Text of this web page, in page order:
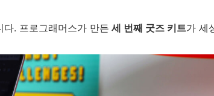
로
. 프로그래머스가 만든 세 번째 굿즈 키트가 세